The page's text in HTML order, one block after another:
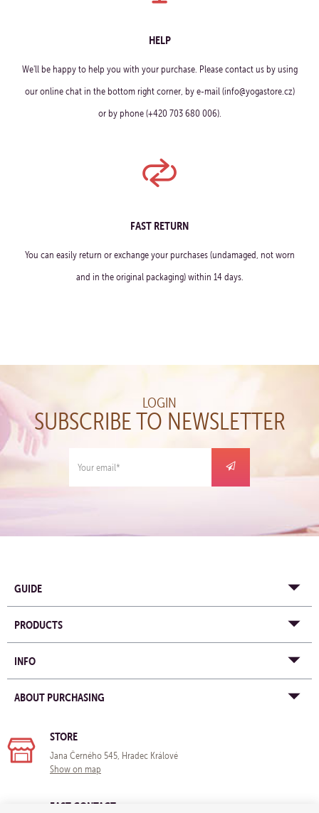
HELP
We'll be happy to help you with your purchase. Please contact us by using
our online chat in the bottom right corner, by e-mail (info@yogastore.cz)
or by phone (+420 703 680 006).
FAST RETURN
You can easily return or exchange your purchases (undamaged, not worn
and in the original packaging) within 14 days.
LOGIN
SUBSCRIBE TO NEWSLETTER
GUIDE
PRODUCTS
INFO
ABOUT PURCHASING
STORE
Jana Černého 545, Hradec Králové
Show on map
FAST CONTACT